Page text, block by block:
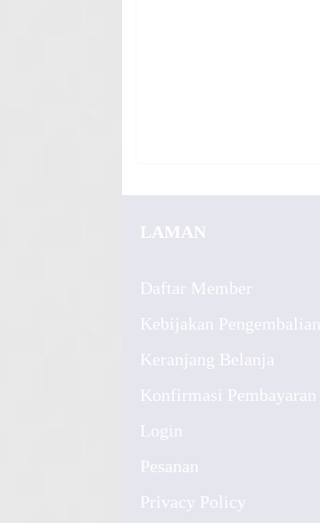
LAMAN
Daftar Member
Kebijakan Pengembalian
Keranjang Belanja
Konfirmasi Pembayaran
Login
Pesanan
Privacy Policy